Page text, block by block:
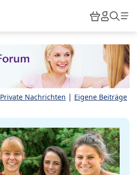
HiPP
Private Nachrichten | Eigene Beiträge